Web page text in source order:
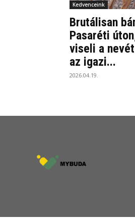
Kedvenceink
Brutálisan
Pasaréti
viseli a
az igazi...
2026.04.19.